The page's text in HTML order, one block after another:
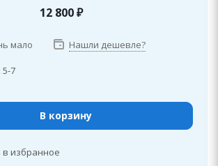
12 800₽
мало Нашли дешевле?
5-7
В корзину
избранное